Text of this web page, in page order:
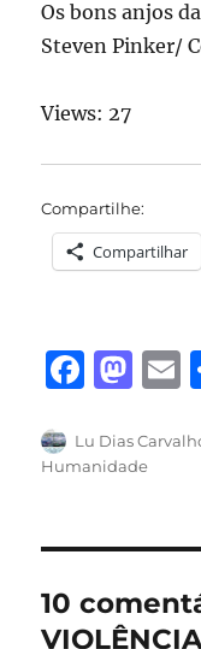
Os bons anjos
Steven Pinker/
Views: 27
Compartilhe:
Compartilhar
F
c
e
o
o
M
st
o
o
n
Autor
Lu Dias
Humanidade
10